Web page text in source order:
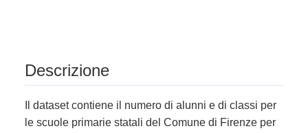
Descrizione
Il dataset contiene il numero di alunni e di classi per
le scuole primarie statali del Comune di Firenze per